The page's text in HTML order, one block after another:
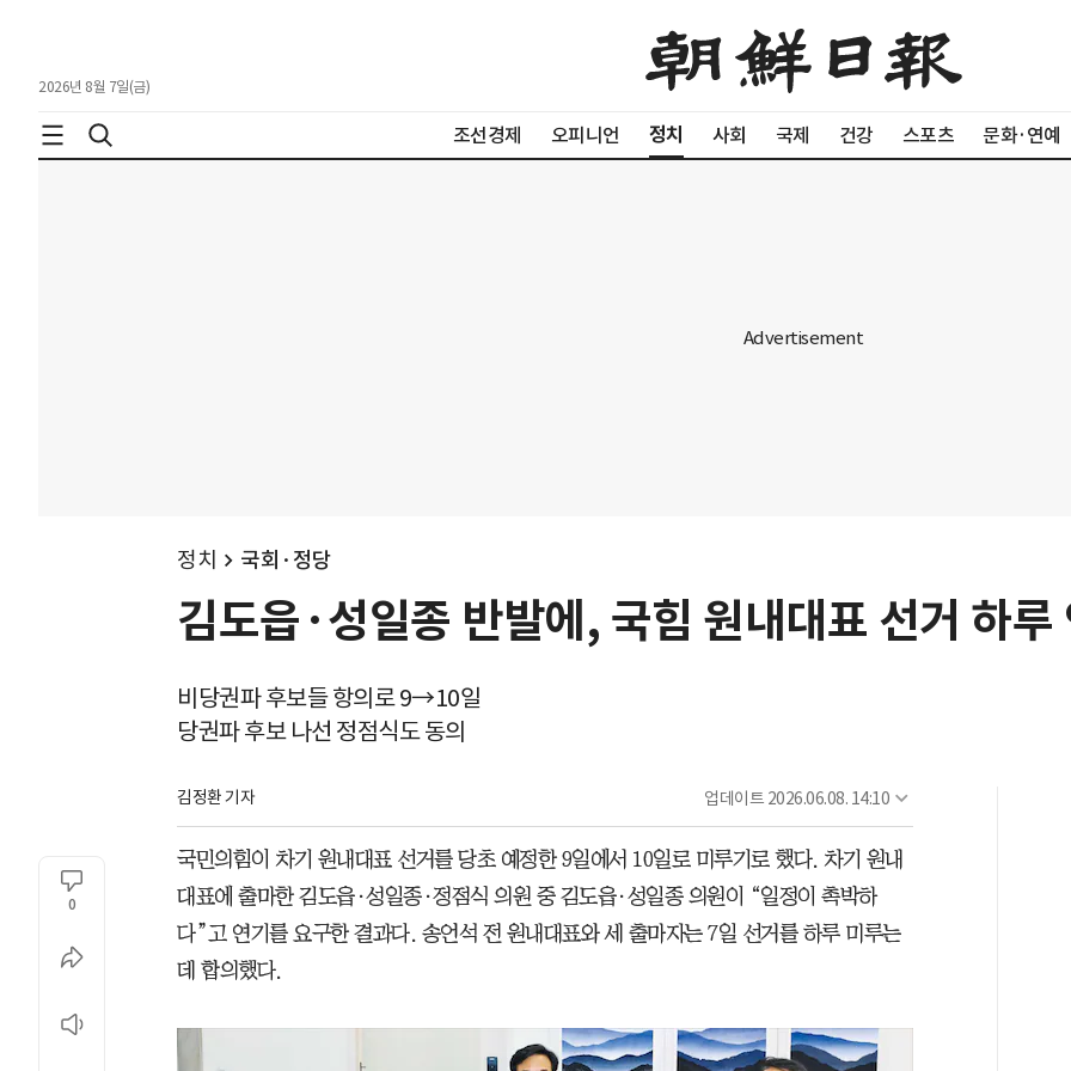
2026년 8월 7일(금)
조선경제 오피니언 정치 사회 국제 건강 스포츠 문화·연예
정치 국회·정당
김도읍·성일종 반발에, 국힘 원내대표 선거 하루
비당권파 후보들 항의로 9→10일
당권파 후보 나선 정점식도 동의
김정환 기자 업데이트 2026.06.08. 14:10
0
국민의힘이 차기 원내대표 선거를 당초 예정한 9일에서 10일로 미루기로 했다. 차기 원내
대표에 출마한 김도읍·성일종·정점식 의원 중 김도읍·성일종 의원이 “일정이 촉박하
다”고 연기를 요구한 결과다. 송언석 전 원내대표와 세 출마자는 7일 선거를 하루 미루는
데 합의했다.